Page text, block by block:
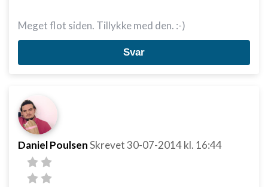
Meget flot siden. Tillykke med den. :-)
Svar
Daniel PoulsenSkrevet30-07-2014kl. 16:44